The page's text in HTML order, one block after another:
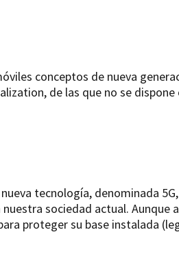
conceptos de nueva
de las que no se dispone
tecnología, denominada
sociedad actual. Aunque
proteger su base instalada